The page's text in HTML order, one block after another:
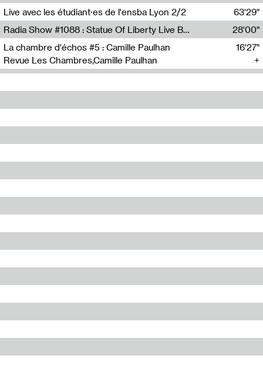
Live avec les étudiant·es de l'ensba Lyon 2/2
63'29"
Radia Show #1088 : Statue Of Liberty Live By Ed Baxter (Resonance)
Resonance
28'00"
La chambre d'échos #5 : Camille Paulhan
Revue Les Chambres,Camille Paulhan
16'27"